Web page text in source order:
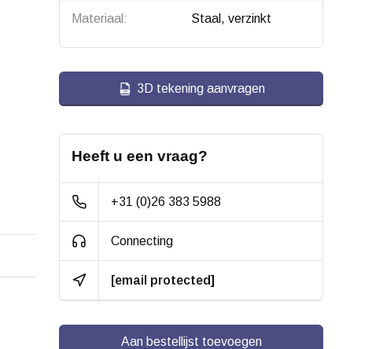
Materiaal: Staal, verzinkt
3D tekening aanvragen
Heeft u een vraag?
+31 (0)26 383 5988
Connecting
[email protected]
Aan bestellijst toevoegen